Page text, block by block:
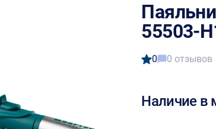
55503-
0 0 отзывов
Наличие в